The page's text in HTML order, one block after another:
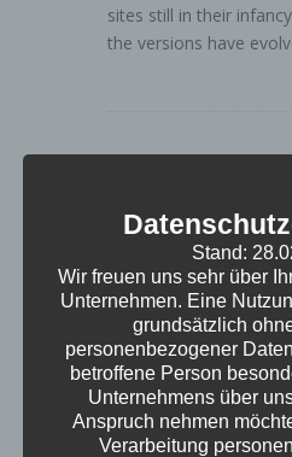
sites still in their
the versions have
Search
Stand:
Wir freuen uns sehr über
Unternehmen. Eine
grundsätzlich
personenbezogener
betroffene Person
Unternehmens über
Anspruch nehmen
Verarbeitung